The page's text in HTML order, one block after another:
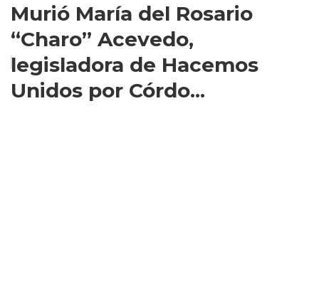
Murió María del Rosario
“Charo” Acevedo,
legisladora de Hacemos
Unidos por Córdo...